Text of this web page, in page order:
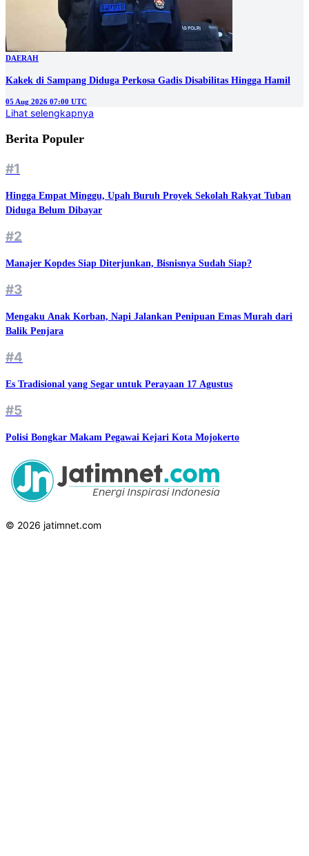
DAERAH
Kakek di Sampang Diduga Perkosa Gadis Disabilitas Hingga Hamil
05 Aug 2026 07:00 UTC
Lihat selengkapnya
Berita Populer
#1
Hingga Empat Minggu, Upah Buruh Proyek Sekolah Rakyat Tuban
Diduga Belum Dibayar
#2
Manajer Kopdes Siap Diterjunkan, Bisnisnya Sudah Siap?
#3
Mengaku Anak Korban, Napi Jalankan Penipuan Emas Murah dari
Balik Penjara
#4
Es Tradisional yang Segar untuk Perayaan 17 Agustus
#5
Polisi Bongkar Makam Pegawai Kejari Kota Mojokerto
© 2026 jatimnet.com